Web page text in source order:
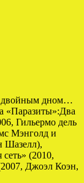
двойным дном…
«Паразиты»:Два
Гильермо дель
Мэнголд и
Шазелл),
(2010,
Джоэл Коэн,